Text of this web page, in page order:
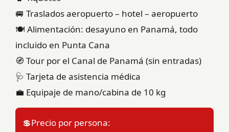
🚐 Traslados aeropuerto – hotel – aeropuerto
🍽️ Alimentación: desayuno en Panamá, todo
incluido en Punta Cana
🧭 Tour por el Canal de Panamá (sin entradas)
🩺 Tarjeta de asistencia médica
💼 Equipaje de mano/cabina de 10 kg
💲Precio por persona: